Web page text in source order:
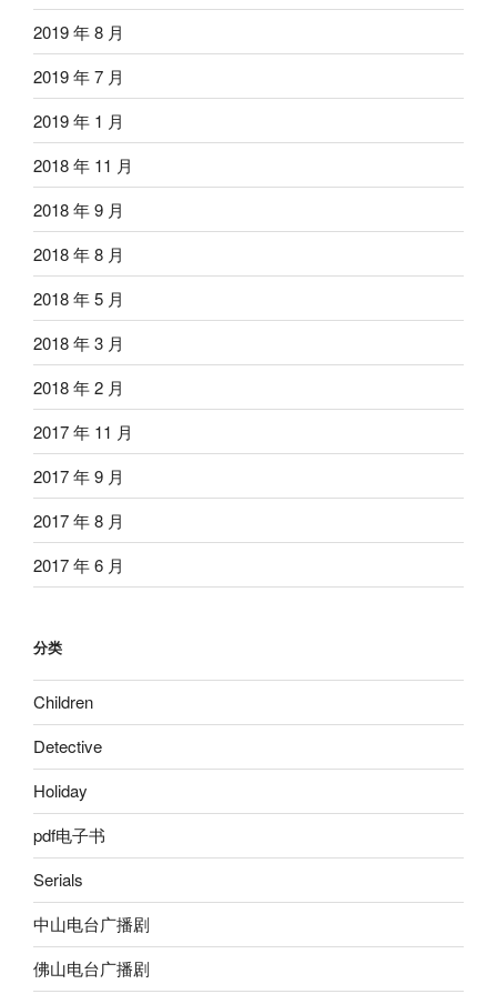
2019 年 8 月
2019 年 7 月
2019 年 1 月
2018 年 11 月
2018 年 9 月
2018 年 8 月
2018 年 5 月
2018 年 3 月
2018 年 2 月
2017 年 11 月
2017 年 9 月
2017 年 8 月
2017 年 6 月
分类
Children
Detective
Holiday
pdf电子书
Serials
中山电台广播剧
佛山电台广播剧